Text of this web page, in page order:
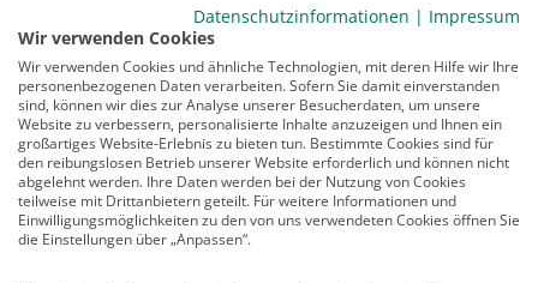
BDP-Mitgliederbereich
Service
Newsletter
Mediadaten
Infocenter
Veranstaltungen
Nachrichten
Abo kündigen
Datenschutzinformationen | Impressum
Wir verwenden Cookies
Wir verwenden Cookies und ähnliche Technologien, mit deren Hilfe wir Ihre
personenbezogenen Daten verarbeiten. Sofern Sie damit einverstanden
sind, können wir dies zur Analyse unserer Besucherdaten, um unsere
Website zu verbessern, personalisierte Inhalte anzuzeigen und Ihnen ein
großartiges Website-Erlebnis zu bieten tun. Bestimmte Cookies sind für
den reibungslosen Betrieb unserer Website erforderlich und können nicht
abgelehnt werden. Ihre Daten werden bei der Nutzung von Cookies
teilweise mit Drittanbietern geteilt. Für weitere Informationen und
Einwilligungsmöglichkeiten zu den von uns verwendeten Cookies öffnen Sie
die Einstellungen über „Anpassen“.